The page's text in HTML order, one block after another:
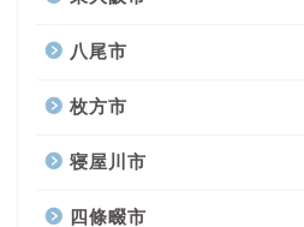
八尾市
枚方市
寝屋川市
四條畷市